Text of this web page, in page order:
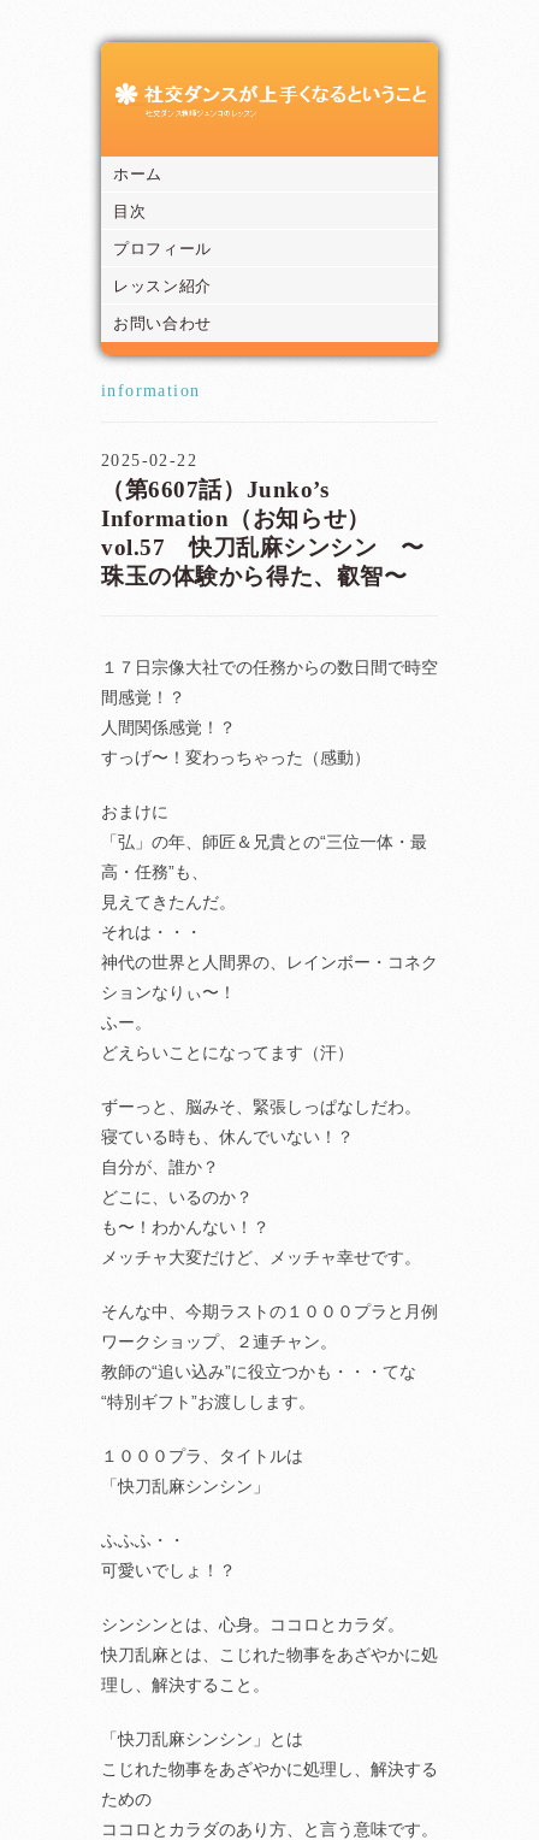
ホーム
目次
プロフィール
レッスン紹介
お問い合わせ
information
2025-02-22
（第6607話）Junko’s
Information（お知らせ）
vol.57 快刀乱麻シンシン 〜
珠玉の体験から得た、叡智〜
１７日宗像大社での任務からの数日間で時空
間感覚！？
人間関係感覚！？
すっげ〜！変わっちゃった（感動）
おまけに
「弘」の年、師匠＆兄貴との“三位一体・最
高・任務”も、
見えてきたんだ。
それは・・・
神代の世界と人間界の、レインボー・コネク
ションなりぃ〜！
ふー。
どえらいことになってます（汗）
ずーっと、脳みそ、緊張しっぱなしだわ。
寝ている時も、休んでいない！？
自分が、誰か？
どこに、いるのか？
も〜！わかんない！？
メッチャ大変だけど、メッチャ幸せです。
そんな中、今期ラストの１０００プラと月例
ワークショップ、２連チャン。
教師の“追い込み”に役立つかも・・・てな
“特別ギフト”お渡しします。
１０００プラ、タイトルは
「快刀乱麻シンシン」
ふふふ・・
可愛いでしょ！？
シンシンとは、心身。ココロとカラダ。
快刀乱麻とは、こじれた物事をあざやかに処
理し、解決すること。
「快刀乱麻シンシン」とは
こじれた物事をあざやかに処理し、解決する
ための
ココロとカラダのあり方、と言う意味です。